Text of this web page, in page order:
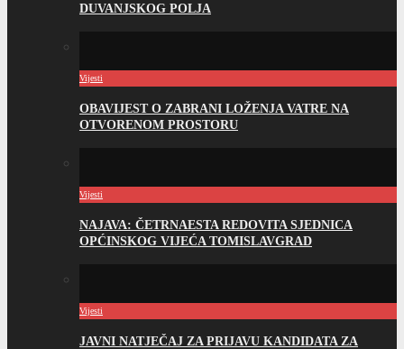
DUVANJSKOG POLJA
Vijesti
OBAVIJEST O ZABRANI LOŽENJA VATRE NA
OTVORENOM PROSTORU
Vijesti
NAJAVA: ČETRNAESTA REDOVITA SJEDNICA
OPĆINSKOG VIJEĆA TOMISLAVGRAD
Vijesti
JAVNI NATJEČAJ ZA PRIJAVU KANDIDATA ZA